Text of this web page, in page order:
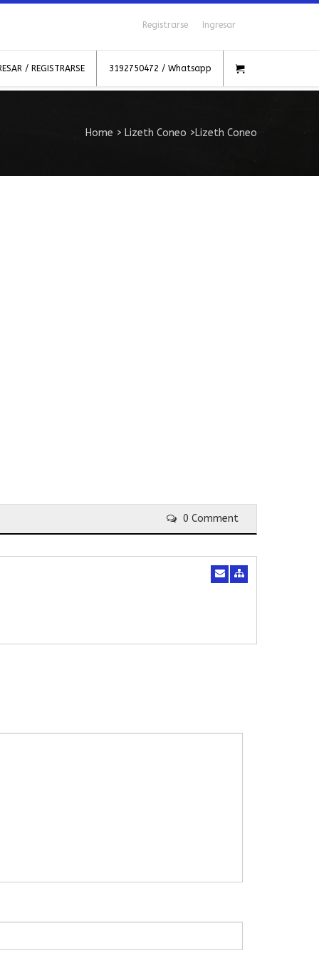
Registrarse Ingresar
/ REGISTRARSE 3192750472 / Whatsapp
Home > Lizeth Coneo >Lizeth Coneo
0 Comment